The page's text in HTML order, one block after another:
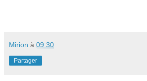
Mirion à 09:30
Partager